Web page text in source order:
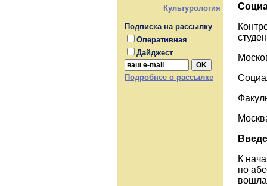
Культурология
Подписка на рассылку
Оперативная
Дайджест
Подробнее о рассылке
К
по